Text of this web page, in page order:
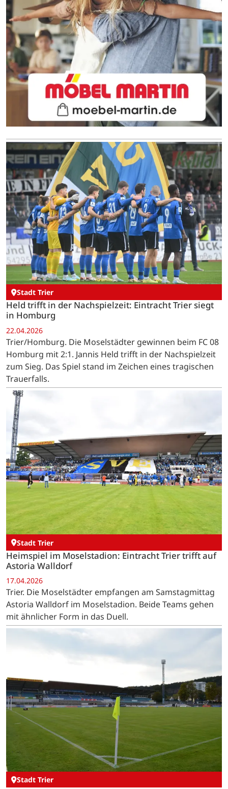
Stadt Trier
Held trifft in der Nachspielzeit: Eintracht Trier siegt
in Homburg
22.04.2026
Trier/Homburg. Die Moselstädter gewinnen beim FC 08
Homburg mit 2:1. Jannis Held trifft in der Nachspielzeit
zum Sieg. Das Spiel stand im Zeichen eines tragischen
Trauerfalls.
Stadt Trier
Heimspiel im Moselstadion: Eintracht Trier trifft auf
Astoria Walldorf
17.04.2026
Trier. Die Moselstädter empfangen am Samstagmittag
Astoria Walldorf im Moselstadion. Beide Teams gehen
mit ähnlicher Form in das Duell.
Stadt Trier